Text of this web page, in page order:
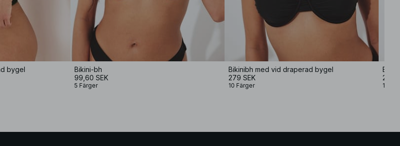
bygel
Bikini-bh
99,60 SEK
5 Färger
Bikinibh med vid draperad bygel
279 SEK
10 Färger
279
10